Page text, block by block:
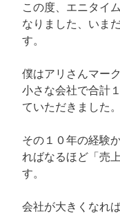
この度、エニタイ
なりました、いま
す。
僕はアリさんマー
小さな会社で合計
ていただきました。
その１０年の経験
ればなるほど「売
す。
会社が大きくなれ